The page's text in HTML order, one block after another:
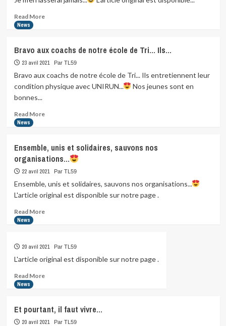
partager
cette…
Read MoreRead
toujours
de
des
News
Bravo aux coachs de notre école de Tri… Ils…
23 avril 2021 Par TL59
Bravo aux coachs de notre école de Tri... Ils entretiennent leur
condition physique avec UNIRUN...
Nos jeunes sont en
bonnes...
Read MoreRead
aux
coachs
de
école
de
News
Ensemble, unis et solidaires, sauvons nos
organisations…
22 avril 2021 Par TL59
Ensemble, unis et solidaires, sauvons nos organisations...
L'article original est disponible sur notre page .
Read MoreRead
unis
et
sauvons
News
20 avril 2021 Par TL59
L'article original est disponible sur notre page .
Read MoreRead
News
Et pourtant, il faut vivre…
20 avril 2021 Par TL59